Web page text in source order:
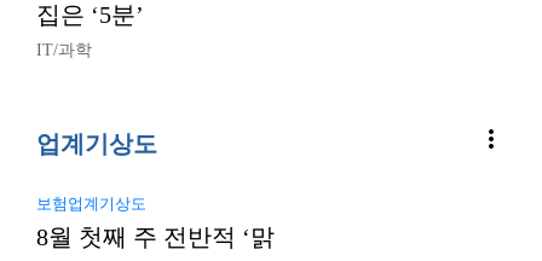
집은 ‘5분’
IT/과학
업계기상도 more_vert
보험업계기상도
8월 첫째 주 전반적 ‘맑